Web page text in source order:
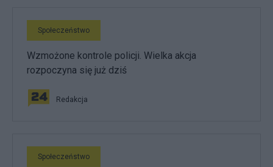
Społeczeństwo
Wzmożone kontrole policji. Wielka akcja
rozpoczyna się już dziś
Redakcja
Społeczeństwo